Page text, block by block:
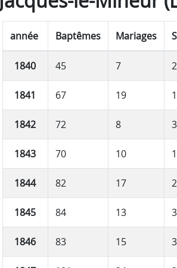
année Baptêmes Mariages
1840 45 7
1841 67 19
1842 72 8
1843 70 10
1844 82 17
1845 84 13
1846 83 15